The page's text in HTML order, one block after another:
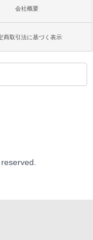
会社概要
商取引法に基づく表示